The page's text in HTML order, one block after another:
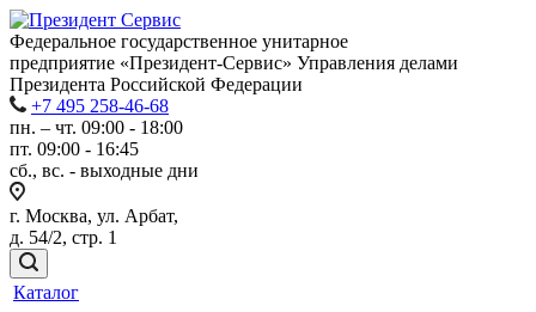
Федеральное государственное унитарное
предприятие «Президент-Сервис» Управления делами
Президента Российской Федерации
+7 495 258-46-68
пн. – чт. 09:00 - 18:00
пт. 09:00 - 16:45
сб., вс. - выходные дни
г. Москва, ул. Арбат,
д. 54/2, стр. 1
Каталог